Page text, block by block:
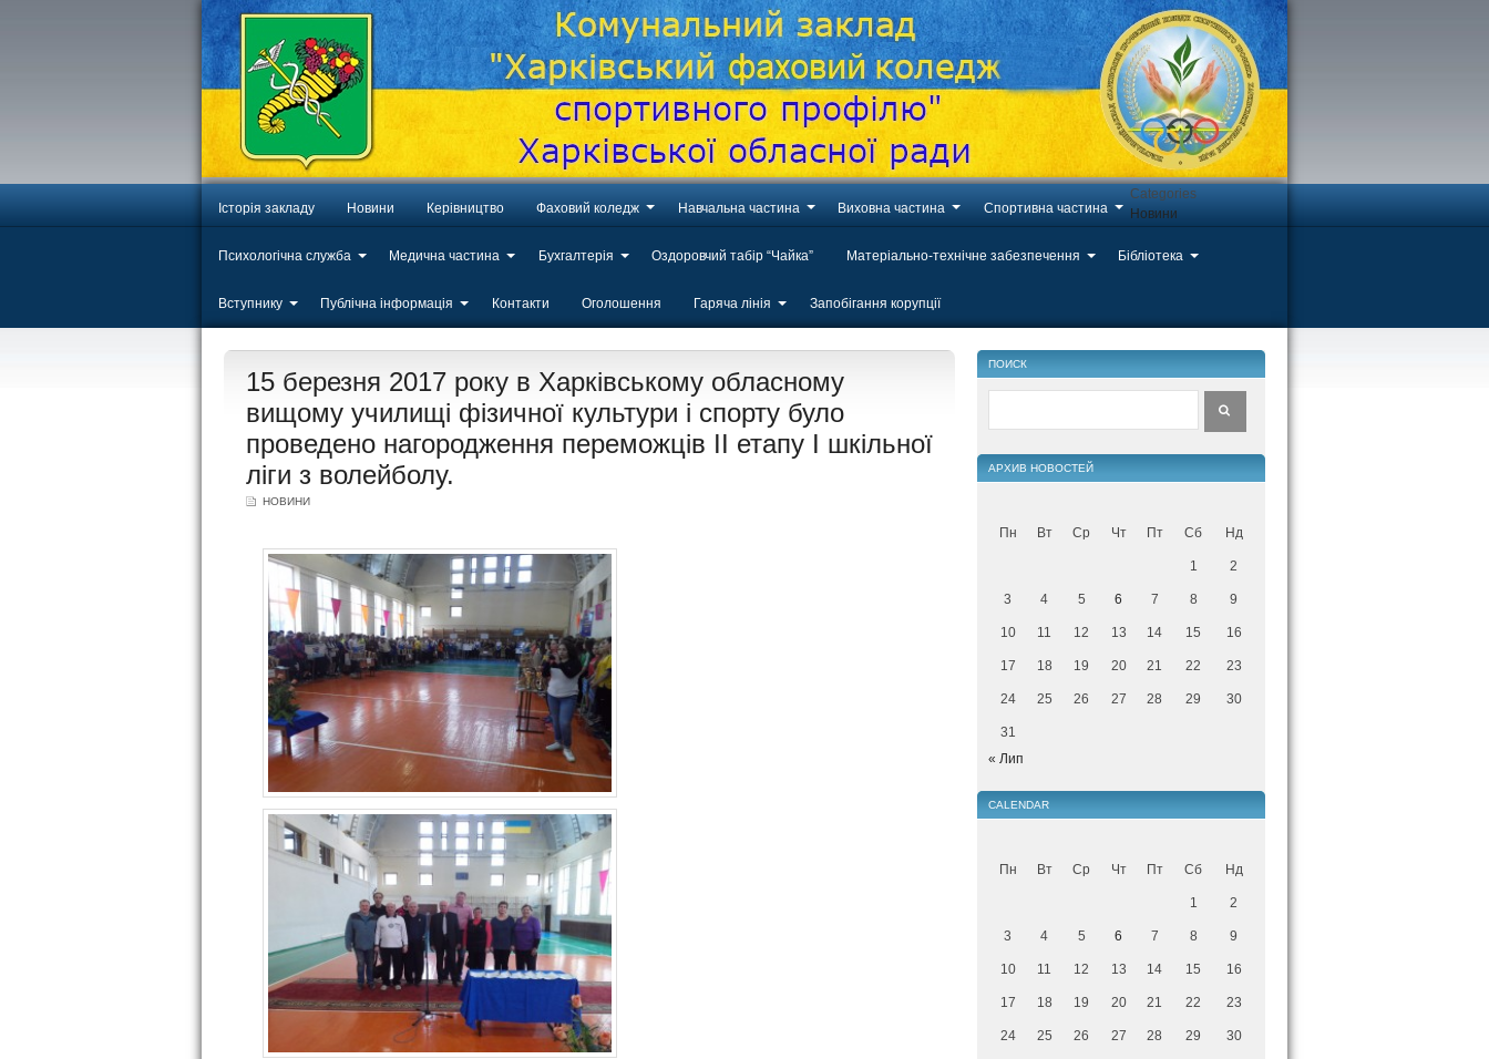
Історія закладу Новини Керівництво Фаховий коледж Навчальна частина Виховна частина Спортивна частина
Психологічна служба Медична частина Бухгалтерія Оздоровчий табір “Чайка” Матеріально-технічне забезпечення Бібліотека
Вступнику Публічна інформація Контакти Оголошення Гаряча лінія Запобігання корупції
Categories
Новини
20
15 березня 2017 року в Харківському обласному
вищому училищі фізичної культури і спорту було
проведено нагородження переможців ІІ етапу І шкільної
ліги з волейболу.
НОВИНИ
ПОИСК
АРХИВ НОВОСТЕЙ
Пн Вт Ср Чт Пт Сб Нд
1 2
3 4 5 6 7 8 9
10 11 12 13 14 15 16
17 18 19 20 21 22 23
24 25 26 27 28 29 30
31
« Лип
CALENDAR
Пн Вт Ср Чт Пт Сб Нд
1 2
3 4 5 6 7 8 9
10 11 12 13 14 15 16
17 18 19 20 21 22 23
24 25 26 27 28 29 30